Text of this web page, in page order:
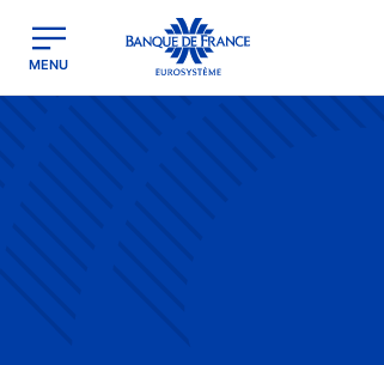
Banque de France - Menu Principal
MENU